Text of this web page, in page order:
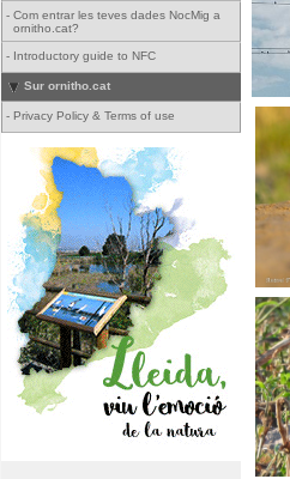
- Com entrar les teves dades NocMig a
ornitho.cat?
- Introductory guide to NFC
Sur ornitho.cat
- Privacy Policy & Terms of use